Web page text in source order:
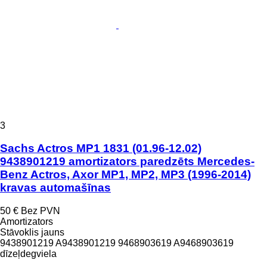
3
Sachs Actros MP1 1831 (01.96-12.02)
9438901219 amortizators paredzēts Mercedes-
Benz Actros, Axor MP1, MP2, MP3 (1996-2014)
kravas automašīnas
50 € Bez PVN
Amortizators
Stāvoklis jauns
9438901219 A9438901219 9468903619 A9468903619
dīzeļdegviela